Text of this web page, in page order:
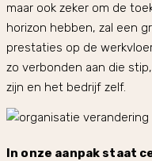
maar ook zeker om de
horizon hebben, zal een
prestaties op de
zo verbonden aan die
zijn en het bedrijf zelf.
In onze aanpak staat